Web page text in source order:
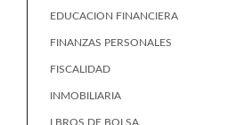
EDUCACION FINANCIERA
FINANZAS PERSONALES
FISCALIDAD
INMOBILIARIA
LBROS DE BOLSA